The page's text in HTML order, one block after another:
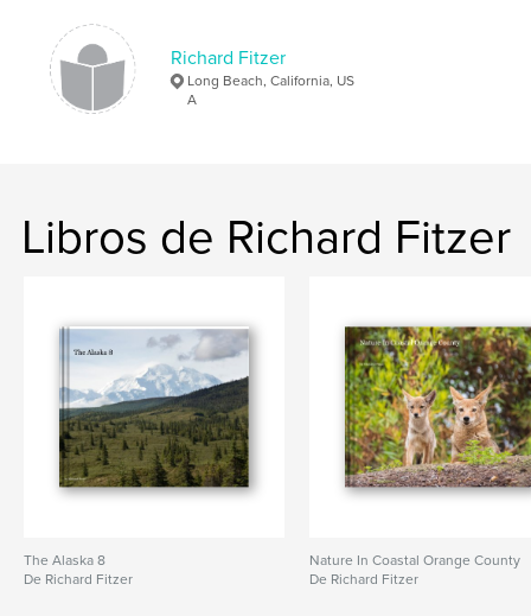
Richard Fitzer
Long Beach, California, US
A
Libros de Richard Fitzer
The Alaska 8
De Richard Fitzer
Nature In Coastal Orange County
De Richard Fitzer